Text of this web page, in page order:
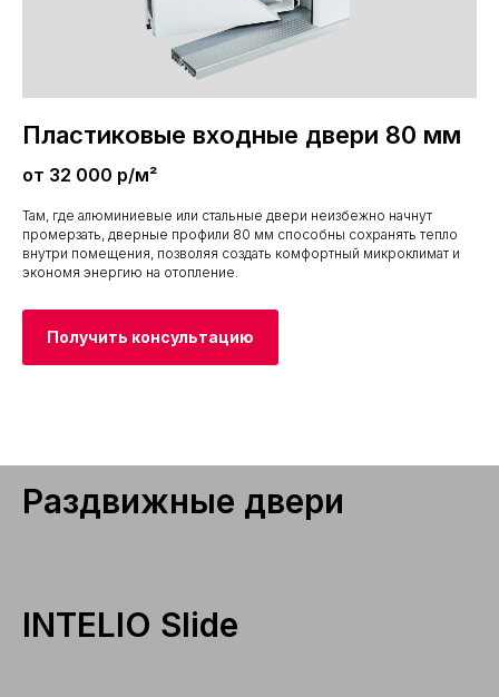
Пластиковые входные двери 80 мм
от 32 000 р/м²
Там, где алюминиевые или стальные двери неизбежно начнут
промерзать, дверные профили 80 мм способны сохранять тепло
внутри помещения, позволяя создать комфортный микроклимат и
экономя энергию на отопление.
Получить консультацию
Раздвижные двери
INTELIO Slide